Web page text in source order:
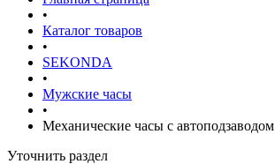
•
Каталог товаров
•
SEKONDA
•
Мужские часы
•
Механические часы с автоподзаводом
Уточнить раздел